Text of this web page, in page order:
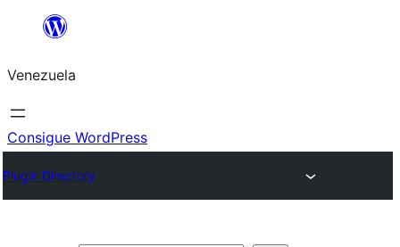
Saltar
contenido
Venezuela
Consigue WordPress
Plugin Directory